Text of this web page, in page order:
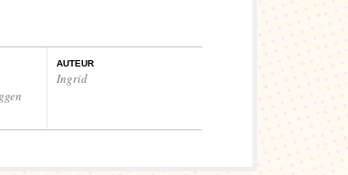
AUTEUR
Ingrid